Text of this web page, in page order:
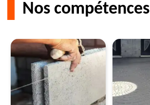
Nos compétences